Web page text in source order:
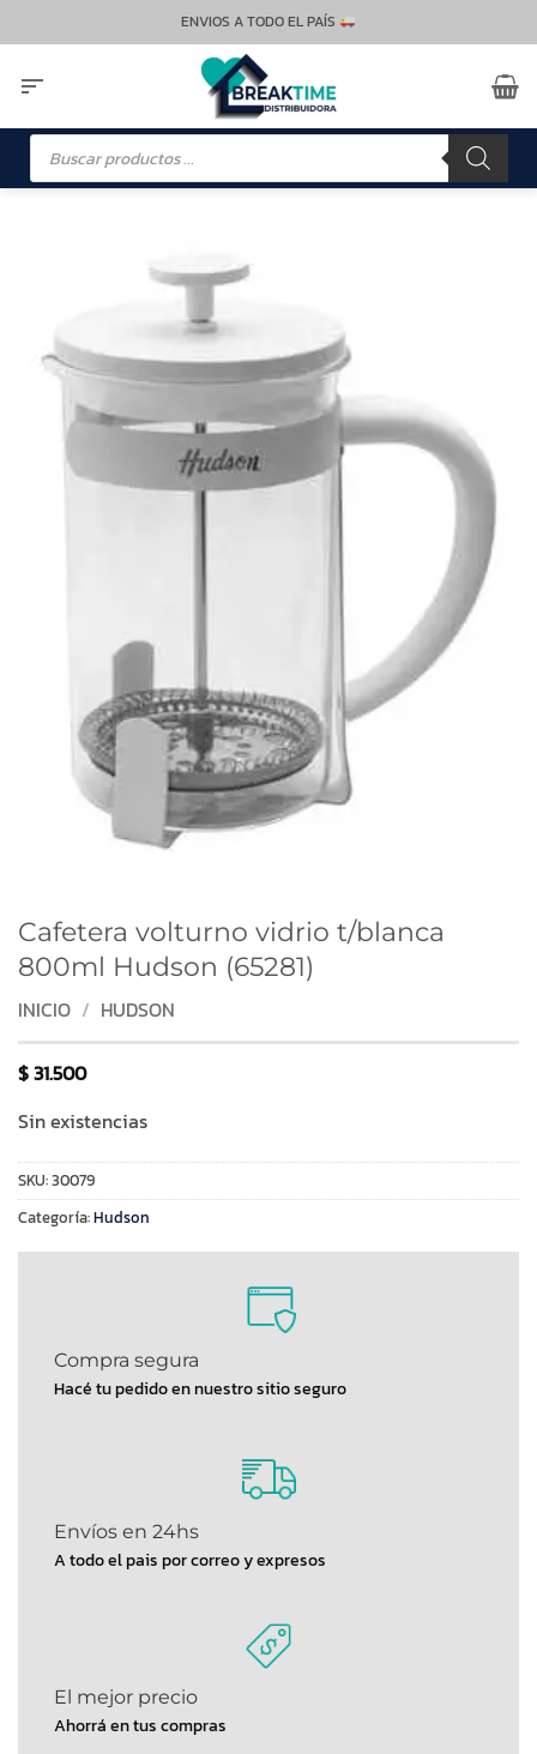
al
contenido
ENVIOS A TODO EL PAÍS
Búsqueda
productos
Cafetera volturno vidrio t/blanca
800ml Hudson (65281)
INICIO / HUDSON
$31.500
Sin existencias
SKU:30079
Categoría:Hudson
Compra segura
Hacé tu pedido en nuestro sitio seguro
Envíos en 24hs
A todo el pais por correo y expresos
El mejor precio
Ahorrá en tus compras